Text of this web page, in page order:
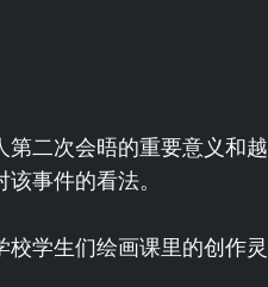
二次会晤的重要意义和越
事件的看法。
学生们绘画课里的创作灵